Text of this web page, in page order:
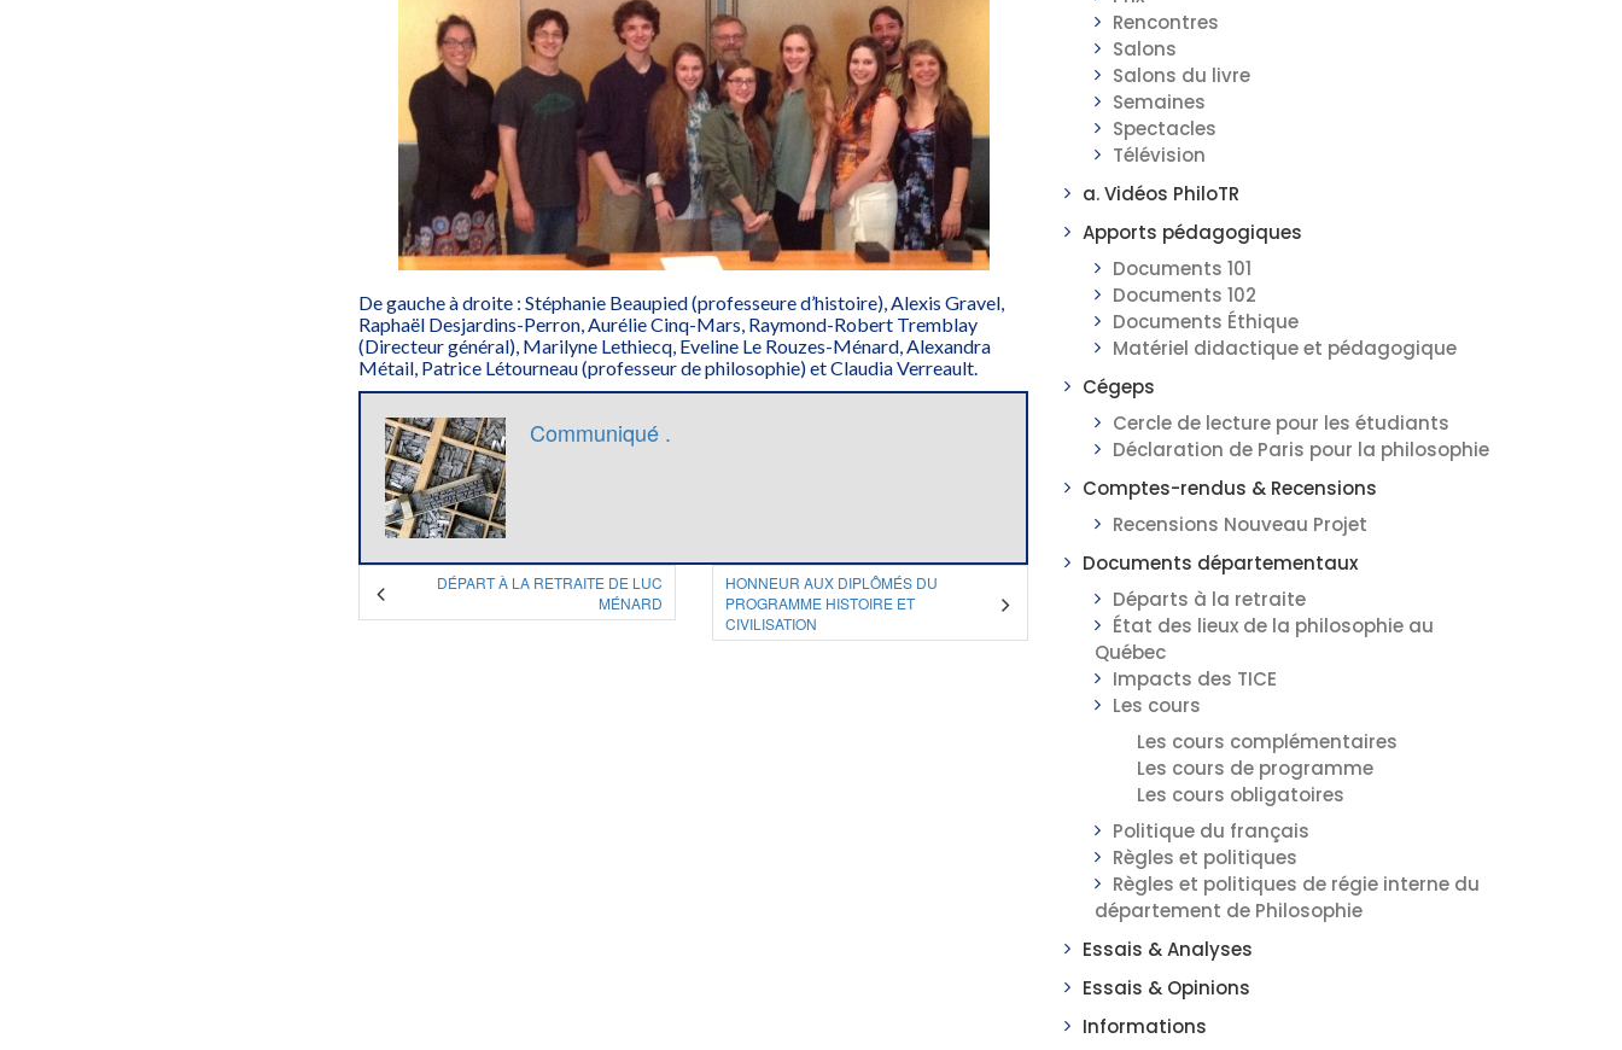
De gauche à droite : Stéphanie Beaupied (professeure d’histoire), Alexis Gravel,
Raphaël Desjardins-Perron, Aurélie Cinq-Mars, Raymond-Robert Tremblay
(Directeur général), Marilyne Lethiecq, Eveline Le Rouzes-Ménard, Alexandra
Métail, Patrice Létourneau (professeur de philosophie) et Claudia Verreault.
Communiqué .
DÉPART À LA RETRAITE DE LUC
MÉNARD
HONNEUR AUX DIPLÔMÉS DU
PROGRAMME HISTOIRE ET
CIVILISATION
Rencontres
Salons
Salons du livre
Semaines
Spectacles
Télévision
a. Vidéos PhiloTR
Apports pédagogiques
Documents 101
Documents 102
Documents Éthique
Matériel didactique et pédagogique
Cégeps
Cercle de lecture pour les étudiants
Déclaration de Paris pour la philosophie
Comptes-rendus & Recensions
Recensions Nouveau Projet
Documents départementaux
Départs à la retraite
État des lieux de la philosophie au
Québec
Impacts des TICE
Les cours
Les cours complémentaires
Les cours de programme
Les cours obligatoires
Politique du français
Règles et politiques
Règles et politiques de régie interne du
département de Philosophie
Essais & Analyses
Essais & Opinions
Informations